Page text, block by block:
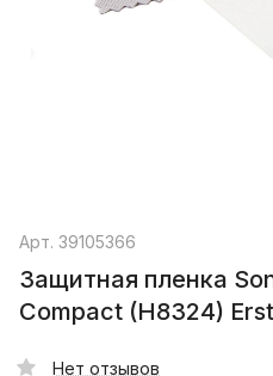
Арт. 39105366
Защитная пленка
Compact (H8324)
Нет отзывов